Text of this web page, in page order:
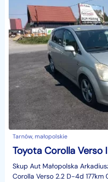
Tarnów, małopolskie
Skup Aut Małopolska
Corolla Verso 2.2 D-4d 177km